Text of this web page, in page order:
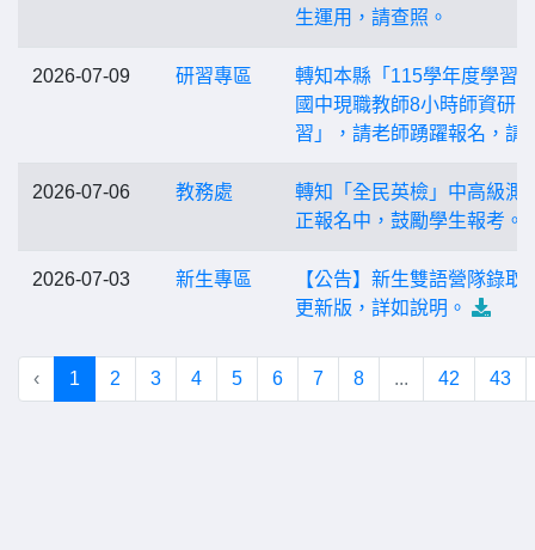
生運用，請查照。
2026-07-09 研習專區
轉知本縣「115學年度學習
國中現職教師8小時師資研
習」，請老師踴躍報名，請
2026-07-06 教務處
轉知「全民英檢」中高級測
正報名中，鼓勵學生報考。
2026-07-03 新生專區
【公告】新生雙語營隊錄取
更新版，詳如說明。
‹ 1 2 3 4 5 6 7 8 ... 42 43